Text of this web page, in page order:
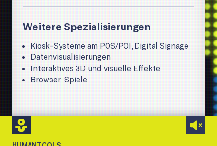
Weitere Spezialisierungen
Kiosk-Systeme am POS/POI, Digital Signage
Datenvisualisierungen
Interaktives 3D und visuelle Effekte
Browser-Spiele